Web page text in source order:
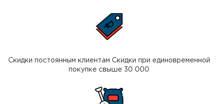
Скидки постоянным клиентам Скидки при единовременной
покупке свыше 30 000